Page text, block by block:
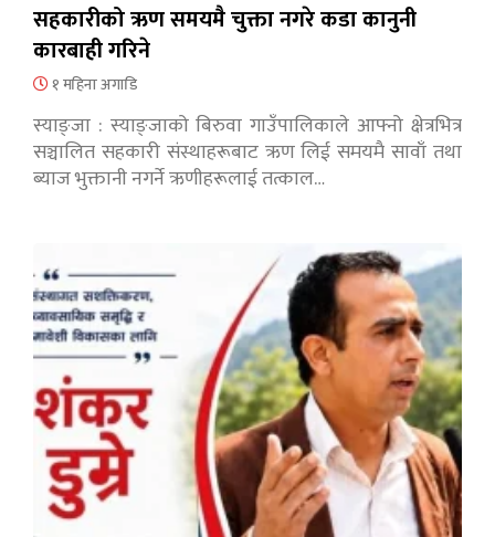
सहकारीको ऋण समयमै चुक्ता नगरे कडा कानुनी
कारबाही गरिने
१ महिना अगाडि
स्याङ्जा : स्याङ्जाको बिरुवा गाउँपालिकाले आफ्नो क्षेत्रभित्र
सञ्चालित सहकारी संस्थाहरूबाट ऋण लिई समयमै सावाँ तथा
ब्याज भुक्तानी नगर्ने ऋणीहरूलाई तत्काल…